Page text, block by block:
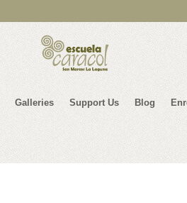
Galleries Support Us Blog